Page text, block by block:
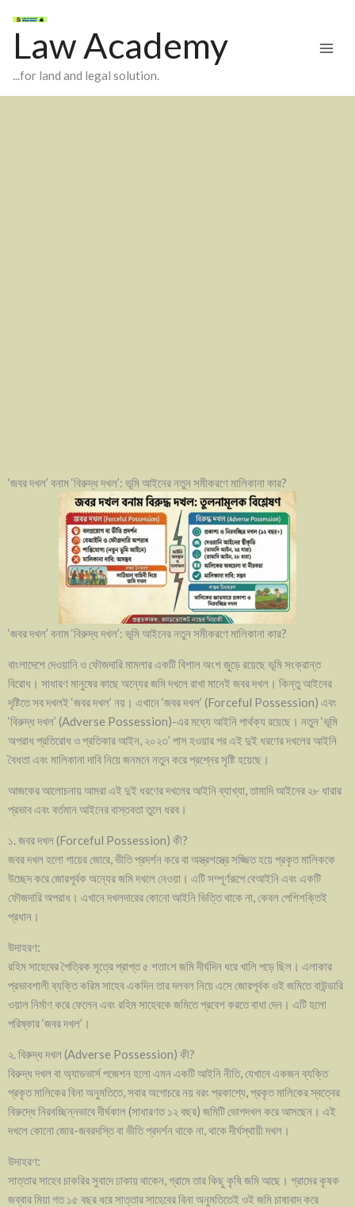
content
Law Academy
...for land and legal solution.
‘জবর দখল’ বনাম ‘বিরুদ্ধ দখল’: ভূমি আইনের নতুন সমীকরণে মালিকানা কার?
‘জবর দখল’ বনাম ‘বিরুদ্ধ দখল’: ভূমি আইনের নতুন সমীকরণে মালিকানা কার?
বাংলাদেশে দেওয়ানি ও ফৌজদারি মামলার একটি বিশাল অংশ জুড়ে রয়েছে ভূমি সংক্রান্ত
বিরোধ। সাধারণ মানুষের কাছে অন্যের জমি দখলে রাখা মানেই জবর দখল। কিন্তু আইনের
দৃষ্টিতে সব দখলই ‘জবর দখল’ নয়। এখানে ‘জবর দখল’ (Forceful Possession) এবং
‘বিরুদ্ধ দখল’ (Adverse Possession)-এর মধ্যে আইনি পার্থক্য রয়েছে। নতুন ‘ভূমি
অপরাধ প্রতিরোধ ও প্রতিকার আইন, ২০২৩’ পাস হওয়ার পর এই দুই ধরণের দখলের আইনি
বৈধতা এবং মালিকানা দাবি নিয়ে জনমনে নতুন করে প্রশ্নের সৃষ্টি হয়েছে।
আজকের আলোচনায় আমরা এই দুই ধরণের দখলের আইনি ব্যাখ্যা, তামাদি আইনের ২৮ ধারার
প্রভাব এবং বর্তমান আইনের বাস্তবতা তুলে ধরব।
১. জবর দখল (Forceful Possession) কী?
জবর দখল হলো গায়ের জোরে, ভীতি প্রদর্শন করে বা অস্ত্রশস্ত্রে সজ্জিত হয়ে প্রকৃত মালিককে
উচ্ছেদ করে জোরপূর্বক অন্যের জমি দখলে নেওয়া। এটি সম্পূর্ণরূপে বেআইনি এবং একটি
ফৌজদারি অপরাধ। এখানে দখলদারের কোনো আইনি ভিত্তি থাকে না, কেবল পেশিশক্তিই
প্রধান।
উদাহরণ:
রহিম সাহেবের পৈত্রিক সূত্রে প্রাপ্ত ৫ শতাংশ জমি দীর্ঘদিন ধরে খালি পড়ে ছিল। এলাকার
প্রভাবশালী ব্যক্তি করিম সাহেব একদিন তার দলবল নিয়ে এসে জোরপূর্বক ওই জমিতে বাউন্ডারি
ওয়াল নির্মাণ করে ফেলেন এবং রহিম সাহেবকে জমিতে প্রবেশ করতে বাধা দেন। এটি হলো
পরিষ্কার ‘জবর দখল’।
২. বিরুদ্ধ দখল (Adverse Possession) কী?
বিরুদ্ধ দখল বা অ্যাডভার্স পজেশন হলো এমন একটি আইনি নীতি, যেখানে একজন ব্যক্তি
প্রকৃত মালিকের বিনা অনুমতিতে, সবার অগোচরে নয় বরং প্রকাশ্যে, প্রকৃত মালিকের স্বত্বের
বিরুদ্ধে নিরবচ্ছিন্নভাবে দীর্ঘকাল (সাধারণত ১২ বছর) জমিটি ভোগদখল করে আসছেন। এই
দখলে কোনো জোর-জবরদস্তি বা ভীতি প্রদর্শন থাকে না, থাকে দীর্ঘস্থায়ী দখল।
উদাহরণ:
সাত্তার সাহেব চাকরির সুবাদে ঢাকায় থাকেন, গ্রামে তার কিছু কৃষি জমি আছে। গ্রামের কৃষক
জব্বার মিয়া গত ১৫ বছর ধরে সাত্তার সাহেবের বিনা অনুমতিতেই ওই জমি চাষাবাদ করে